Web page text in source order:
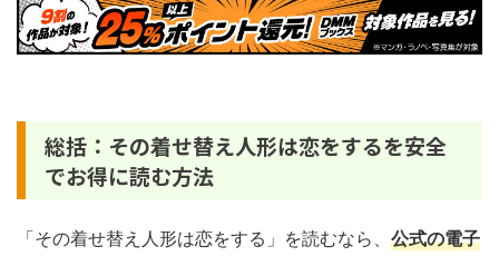
総括：その着せ替え人形は恋をするを安全
でお得に読む方法
「その着せ替え人形は恋をする」を読むなら、 公式の電子